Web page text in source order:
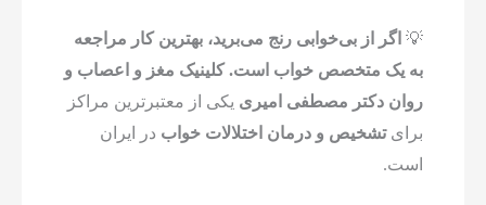
💡 اگر از بی‌خوابی رنج می‌برید، بهترین کار مراجعه
به یک متخصص خواب است. کلینیک مغز و اعصاب و
روان دکتر مصطفی امیری یکی از معتبرترین مراکز
برایتشخیص و درمان اختلالات خواب در ایران
است.